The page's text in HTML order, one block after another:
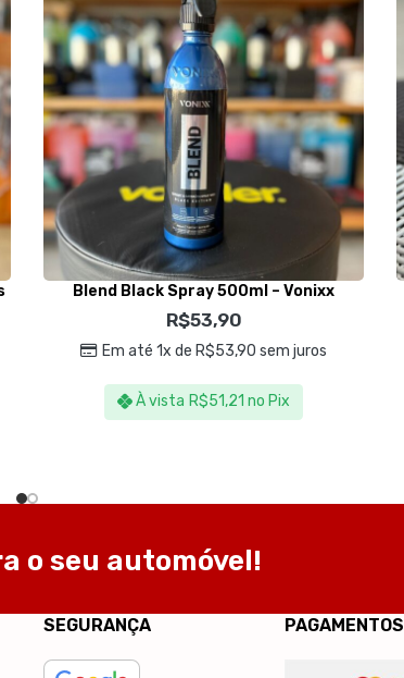
Blend Black Spray 500ml – Vonixx
R$53,90
Em até 1x de R$53,90 sem juros
À vista R$51,21 no Pix
o seu automóvel!
SEGURANÇA PAGAMENTOS